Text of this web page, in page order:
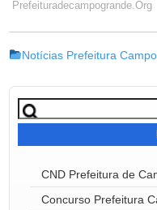
Notícias Prefeitura
Pesquisar
por:
CND Prefeitura de
Concurso Prefeitura